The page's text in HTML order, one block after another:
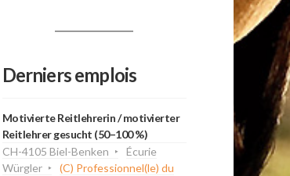
Derniers emplois
Motivierte Reitlehrerin / motivierter
Reitlehrer gesucht (50–100 %)
CH-4105 Biel-Benken
Écurie
Würgler
(C) Professionnel(le) du